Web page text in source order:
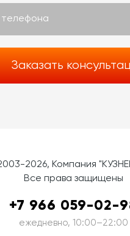
2026, Компания
Все права защищены
+7 966 059-02-
ежедневно, 10:00–22:00